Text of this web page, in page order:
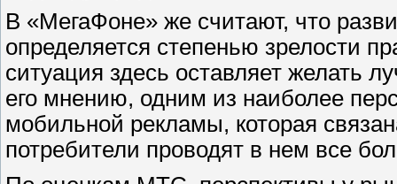
В «МегаФоне» же считают, что
определяется степенью зрелости
ситуация здесь оставляет желать
его мнению, одним из наиболее
мобильной рекламы, которая
потребители проводят в нем все